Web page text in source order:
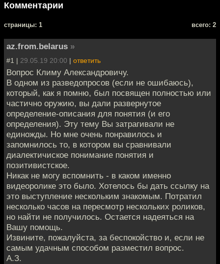
Комментарии
cтраницы: 1 всего: 2
az.from.belarus »
#1 | 29.05.19 20:00 | ответить
Вопрос Климу Александровичу.
В одном из разведопросов (если не ошибаюсь),
который, как я помню, был посвящен полностью или
частично оружию, вы дали развернутое
определение-описания для понятия (и его
определения). Эту тему Вы затрагивали не
единожды. Но мне очень понравилось и
запомнилось то, в котором вы сравнивали
диалектичиское понимание понятия и
позитивистское.
Никак не могу вспомнить - в каком именно
видеоролике это было. Хотелось бы дать ссылку на
это выступление нескольким знакомым. Потратил
несколько часов на пересмотр нескольких роликов,
но найти не получилось. Остается надеяться на
Вашу помощь.
Извините, пожалуйста, за беспокойство и, если не
самым удачным способом разместил вопрос.
А.З.